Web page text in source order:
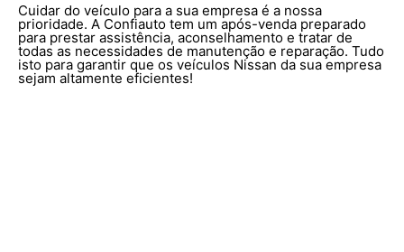
Cuidar do veículo para a sua empresa é a nossa
prioridade. A Confiauto tem um após-venda preparado
para prestar assistência, aconselhamento e tratar de
todas as necessidades de manutenção e reparação. Tudo
isto para garantir que os veículos Nissan da sua empresa
sejam altamente eficientes!